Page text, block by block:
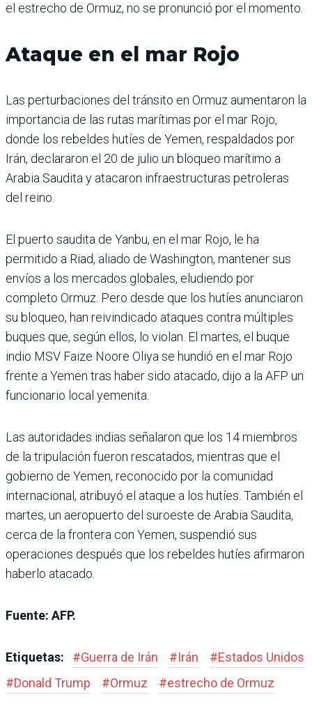
el estrecho de Ormuz, no se pronunció por el momento.
Ataque en el mar Rojo
Las perturbaciones del tránsito en Ormuz aumentaron la
importancia de las rutas marítimas por el mar Rojo,
donde los rebeldes hutíes de Yemen, respaldados por
Irán, declararon el 20 de julio un bloqueo marítimo a
Arabia Saudita y atacaron infraestructuras petroleras
del reino.
El puerto saudita de Yanbu, en el mar Rojo, le ha
permitido a Riad, aliado de Washington, mantener sus
envíos a los mercados globales, eludiendo por
completo Ormuz. Pero desde que los hutíes anunciaron
su bloqueo, han reivindicado ataques contra múltiples
buques que, según ellos, lo violan. El martes, el buque
indio MSV Faize Noore Oliya se hundió en el mar Rojo
frente a Yemen tras haber sido atacado, dijo a la AFP un
funcionario local yemenita.
Las autoridades indias señalaron que los 14 miembros
de la tripulación fueron rescatados, mientras que el
gobierno de Yemen, reconocido por la comunidad
internacional, atribuyó el ataque a los hutíes. También el
martes, un aeropuerto del suroeste de Arabia Saudita,
cerca de la frontera con Yemen, suspendió sus
operaciones después que los rebeldes hutíes afirmaron
haberlo atacado.
Fuente: AFP.
Etiquetas: #Guerra de Irán #Irán #Estados Unidos
#Donald Trump #Ormuz #estrecho de Ormuz